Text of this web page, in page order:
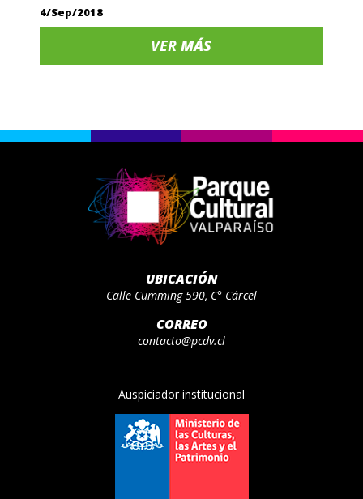
4/Sep/2018
VERMÁS
UBICACIÓN
Calle Cumming 590, C° Cárcel
CORREO
contacto@pcdv.cl
Auspiciador institucional